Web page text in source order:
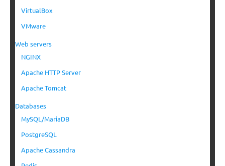
VirtualBox
VMware
Web servers
NGINX
Apache HTTP Server
Apache Tomcat
Databases
MySQL/MariaDB
PostgreSQL
Apache Cassandra